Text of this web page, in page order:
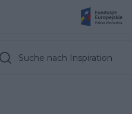
Suche nach Inspiration